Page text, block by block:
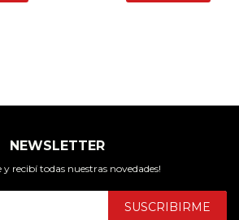
NEWSLETTER
y recibí todas nuestras novedades!
SUSCRIBIRME